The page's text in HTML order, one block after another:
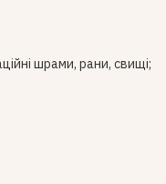
шрами, рани, свищі;